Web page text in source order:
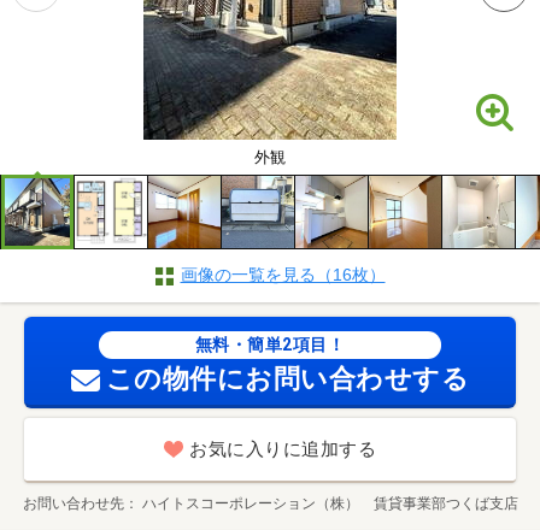
外観
画像の一覧を見る（16枚）
無料・簡単2項目！
この物件にお問い合わせする
お気に入りに追加する
お問い合わせ先 ハイトスコーポレーション（株） 賃貸事業部つくば支店